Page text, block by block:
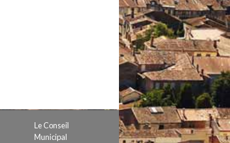
Le Conseil
Municipal